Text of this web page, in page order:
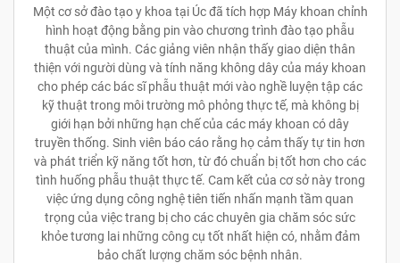
Một cơ sở đào tạo y khoa tại Úc đã tích hợp Máy khoan chỉnh
hình hoạt động bằng pin vào chương trình đào tạo phẫu
thuật của mình. Các giảng viên nhận thấy giao diện thân
thiện với người dùng và tính năng không dây của máy khoan
cho phép các bác sĩ phẫu thuật mới vào nghề luyện tập các
kỹ thuật trong môi trường mô phỏng thực tế, mà không bị
giới hạn bởi những hạn chế của các máy khoan có dây
truyền thống. Sinh viên báo cáo rằng họ cảm thấy tự tin hơn
và phát triển kỹ năng tốt hơn, từ đó chuẩn bị tốt hơn cho các
tình huống phẫu thuật thực tế. Cam kết của cơ sở này trong
việc ứng dụng công nghệ tiên tiến nhấn mạnh tầm quan
trọng của việc trang bị cho các chuyên gia chăm sóc sức
khỏe tương lai những công cụ tốt nhất hiện có, nhằm đảm
bảo chất lượng chăm sóc bệnh nhân.